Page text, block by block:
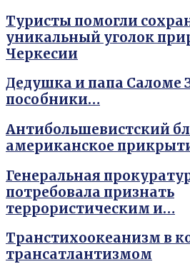
Туристы помогли
уникальный уголок
Черкесии
Дедушка и папа
пособники…
Антибольшевистский
американское
Генеральная
потребовала признать
террористическим и…
Транстихоокеанизм в
трансатлантизмом